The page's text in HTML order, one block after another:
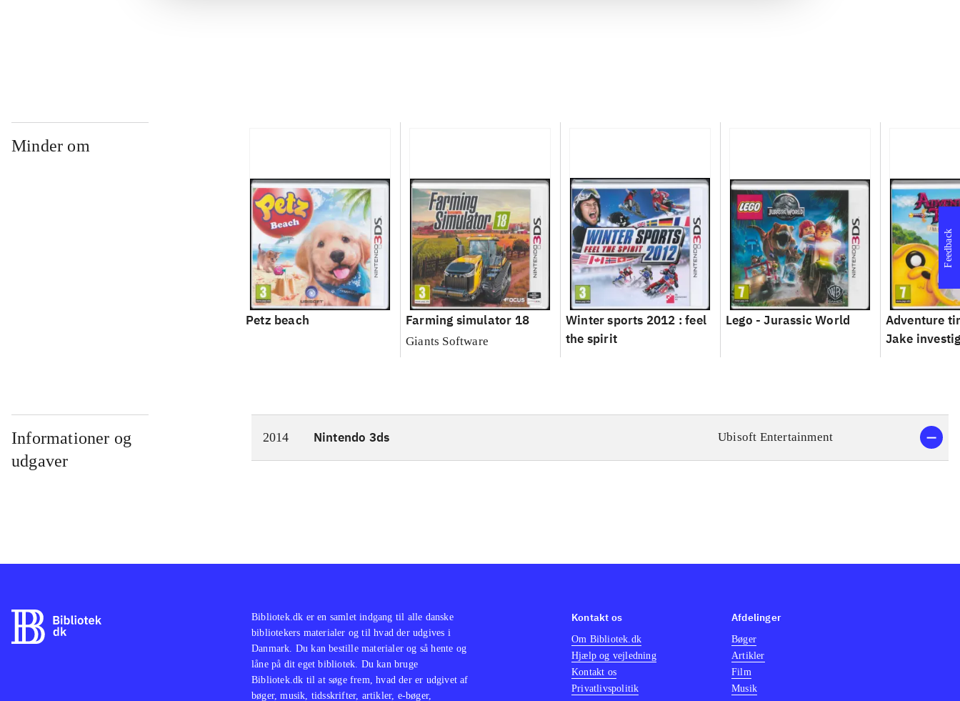
Minder om
Petz beach Farming simulator 18
Giants Software
Winter sports 2012 : feel
the spirit
Lego - Jurassic World
Adventure
Jake
Informationer og
udgaver
2014 Nintendo 3ds Ubisoft Entertainment
Feedback
Bibliotek.dk er en samlet indgang til alle danske
bibliotekers materialer og til hvad der udgives i
Danmark. Du kan bestille materialer og så hente og
låne på dit eget bibliotek. Du kan bruge
Bibliotek.dk til at søge frem, hvad der er udgivet af
bøger, musik, tidsskrifter, artikler, e-bøger,
Kontakt os
Om Bibliotek.dk
Hjælp og vejledning
Kontakt os
Privatlivspolitik
Afdelinger
Bøger
Artikler
Film
Musik